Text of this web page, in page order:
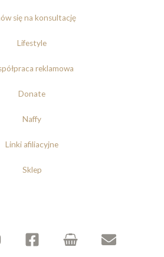
się na konsultację
Lifestyle
reklamowa
Donate
Naffy
Linki afiliacyjne
Sklep